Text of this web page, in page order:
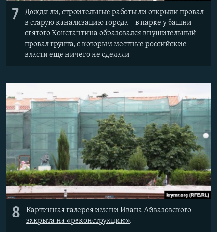
7
Дожди ли, строительные работы ли открыли провал
в старую канализацию города – в парке у башни
святого Константина образовался внушительный
провал грунта, с которым местные российские
власти еще ничего не сделали
8
Картинная галерея имени Ивана Айвазовского
закрыта на «реконструкцию».